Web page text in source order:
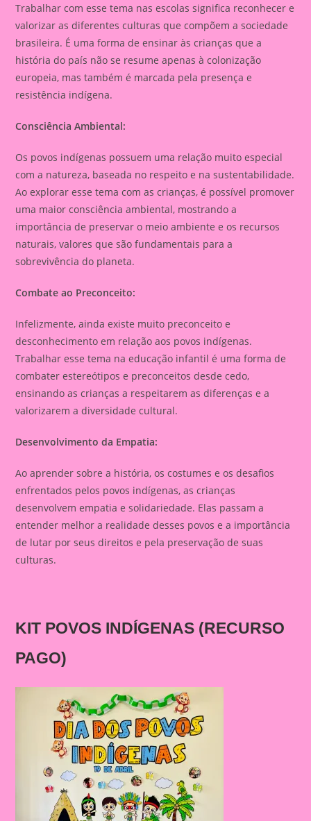
Trabalhar com esse tema nas escolas significa reconhecer e
valorizar as diferentes culturas que compõem a sociedade
brasileira. É uma forma de ensinar às crianças que a
história do país não se resume apenas à colonização
europeia, mas também é marcada pela presença e
resistência indígena.
Consciência Ambiental:
Os povos indígenas possuem uma relação muito especial
com a natureza, baseada no respeito e na sustentabilidade.
Ao explorar esse tema com as crianças, é possível promover
uma maior consciência ambiental, mostrando a
importância de preservar o meio ambiente e os recursos
naturais, valores que são fundamentais para a
sobrevivência do planeta.
Combate ao Preconceito:
Infelizmente, ainda existe muito preconceito e
desconhecimento em relação aos povos indígenas.
Trabalhar esse tema na educação infantil é uma forma de
combater estereótipos e preconceitos desde cedo,
ensinando as crianças a respeitarem as diferenças e a
valorizarem a diversidade cultural.
Desenvolvimento da Empatia:
Ao aprender sobre a história, os costumes e os desafios
enfrentados pelos povos indígenas, as crianças
desenvolvem empatia e solidariedade. Elas passam a
entender melhor a realidade desses povos e a importância
de lutar por seus direitos e pela preservação de suas
culturas.
KIT POVOS INDÍGENAS (RECURSO
PAGO)